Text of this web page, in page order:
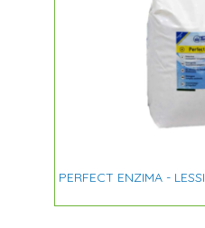
PERFECT ENZIMA -